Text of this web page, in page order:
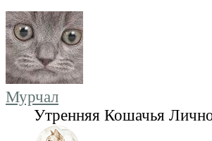
Мурчал
Утренняя Кошачья